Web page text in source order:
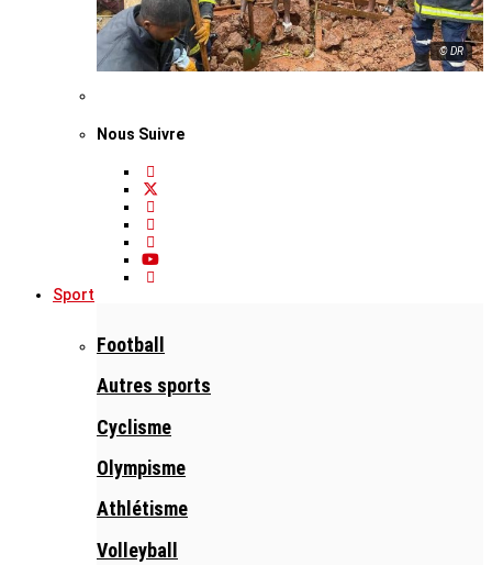
© DR
Nous Suivre
Sport
Football
Autres sports
Cyclisme
Olympisme
Athlétisme
Volleyball